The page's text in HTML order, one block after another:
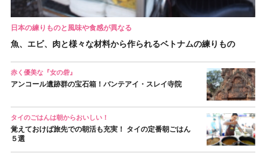
日本の練りものと風味や食感が異なる
魚、エビ、肉と様々な材料から作られるベトナムの練りもの
赤く優美な『女の砦』
アンコール遺跡群の宝石箱！バンテアイ・スレイ寺院
タイのごはんは朝からおいしい！
覚えておけば旅先での朝活も充実！ タイの定番朝ごはん
５選